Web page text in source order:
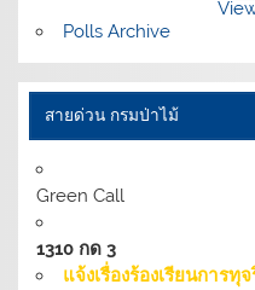
Polls Archive
สายด่วน กรมป่าไม้
Green Call
1310 กด 3
แจ้งเรื่องร้องเรียนการทุ